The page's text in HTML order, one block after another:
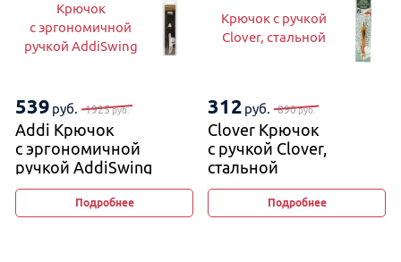
Крючок
с эргономичной
ручкой AddiSwing
539 руб. 1925руб.
Addi Крючок
с эргономичной
ручкой AddiSwing
Подробнее
Крючок с ручкой
Clover, стальной
312 руб. 890руб.
Clover Крючок
с ручкой Clover,
стальной
Подробнее